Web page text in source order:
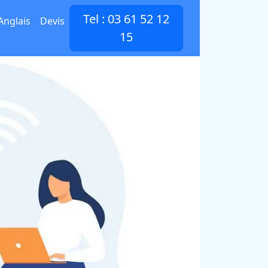
Devis
Tel : 03 61 52 12
15